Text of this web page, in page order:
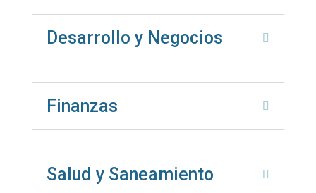
Desarrollo y Negocios
Finanzas
Salud y Saneamiento